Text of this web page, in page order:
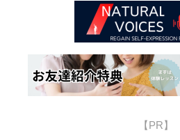
【PR】